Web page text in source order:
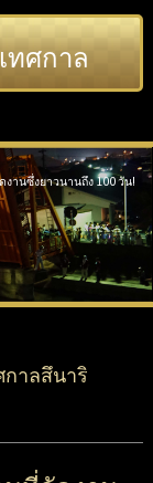
ทศกาล
านซึ่งยาวนานถึง 100 วัน!
าลสึนาริ